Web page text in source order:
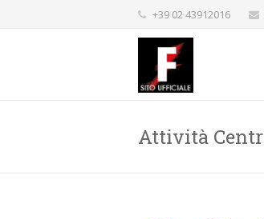
+39 02 43912016
Attività